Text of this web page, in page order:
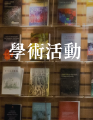
學術活動